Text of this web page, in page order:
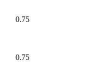
0.75
0.75